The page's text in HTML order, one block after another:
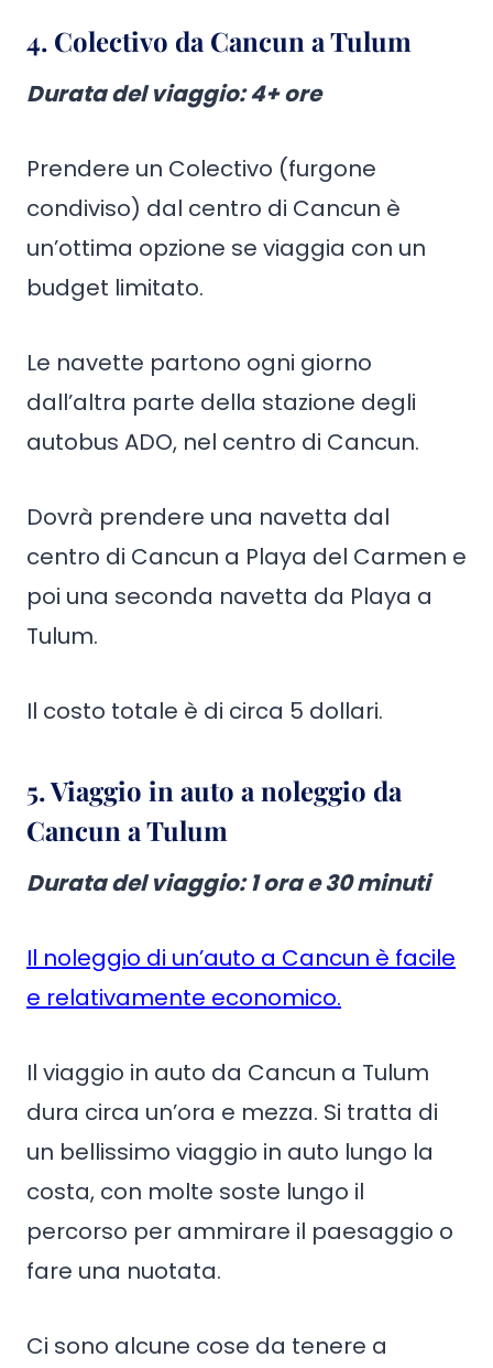
4. Colectivo da Cancun a Tulum
Durata del viaggio: 4+ ore
Prendere un Colectivo (furgone
condiviso) dal centro di Cancun è
un’ottima opzione se viaggia con un
budget limitato.
Le navette partono ogni giorno
dall’altra parte della stazione degli
autobus ADO, nel centro di Cancun.
Dovrà prendere una navetta dal
centro di Cancun a Playa del Carmen e
poi una seconda navetta da Playa a
Tulum.
Il costo totale è di circa 5 dollari.
5. Viaggio in auto a noleggio da
Cancun a Tulum
Durata del viaggio: 1 ora e 30 minuti
Il noleggio di un’auto a Cancun è facile
e relativamente economico.
Il viaggio in auto da Cancun a Tulum
dura circa un’ora e mezza. Si tratta di
un bellissimo viaggio in auto lungo la
costa, con molte soste lungo il
percorso per ammirare il paesaggio o
fare una nuotata.
Ci sono alcune cose da tenere a